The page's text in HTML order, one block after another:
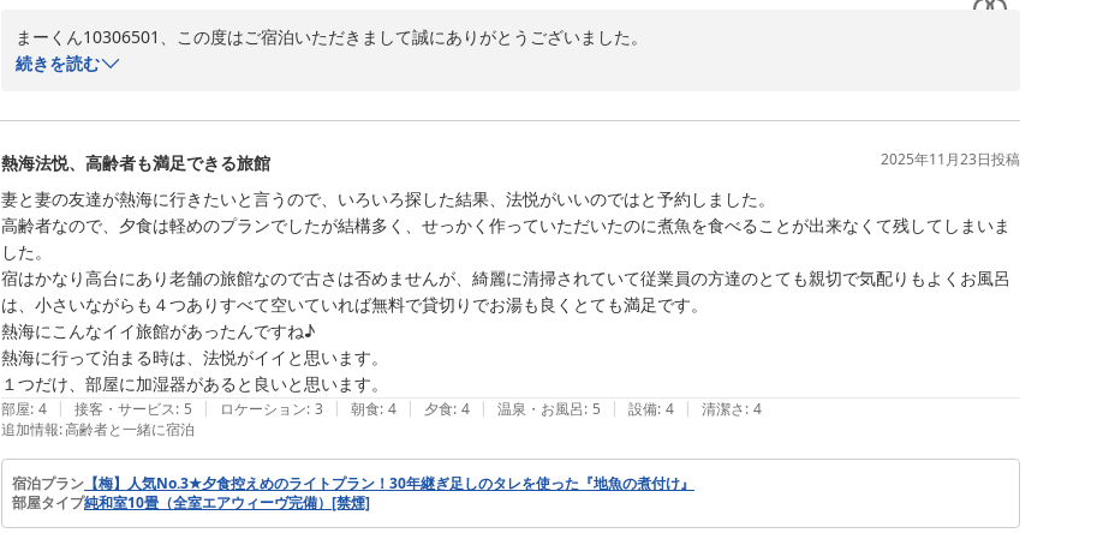
まーくん10306501、この度はご宿泊いただきまして誠にありがとうございました。
20年ぶりのご来館とのことで、再訪していただきありがとうございました。
次回は5点いただけるように精進します。
【若旦那】
熱海温泉 法悦
2025-12-02
続きを読む
熱海法悦、高齢者も満足できる旅館 2025年11月23日投稿
妻と妻の友達が熱海に行きたいと言うので、いろいろ探した結果、法悦がいいのではと予約しました。
高齢者なので、夕食は軽めのプランでしたが結構多く、せっかく作っていただいたのに煮魚を食べることが出来なくて残してしまいま
した。
宿はかなり高台にあり老舗の旅館なので古さは否めませんが、綺麗に清掃されていて従業員の方達のとても親切で気配りもよくお風呂
は、小さいながらも４つありすべて空いていれば無料で貸切りでお湯も良くとても満足です。
熱海にこんなイイ旅館があったんですね♪
熱海に行って泊まる時は、法悦がイイと思います。
部屋: 4 | 接客・サービス: 5 | ロケーション: 3 | 朝食: 4 | 夕食: 4 | 温泉・お風呂: 5 | 設備: 4 | 清潔さ: 4
追加情報:高齢者と一緒に宿泊
宿泊プラン 【梅】人気No.3★夕食控えめのライトプラン！30年継ぎ足しのタレを使った『地魚の煮付け』
部屋タイプ純和室10畳（全室エアウィーヴ完備）[禁煙]